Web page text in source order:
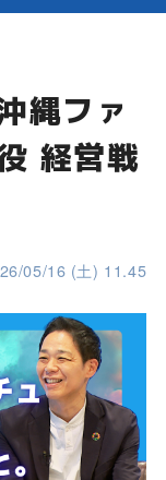
縄ファ
経営戦
05/16 (土) 11.45